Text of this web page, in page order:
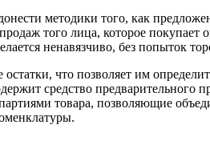
методики того, как
того лица, которое
ненавязчиво, без попыток
что позволяет им
средство предварительного
товара, позволяющие